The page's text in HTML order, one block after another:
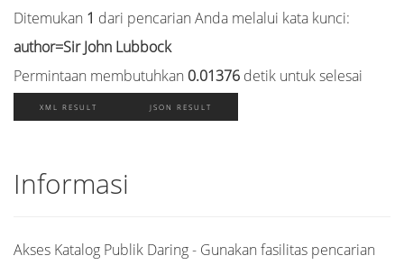
Ditemukan 1 dari pencarian Anda melalui kata kunci:
author=Sir John Lubbock
Permintaan membutuhkan 0.01376 detik untuk selesai
XML RESULT JSON RESULT
Informasi
Akses Katalog Publik Daring - Gunakan fasilitas pencarian